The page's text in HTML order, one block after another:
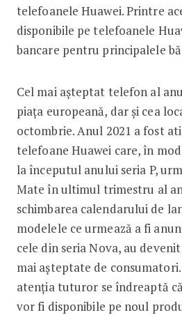
telefoanele Huawei. Printre
disponibile pe telefoanele
bancare pentru principalele
Cel mai așteptat telefon al
piața europeană, dar și cea
octombrie. Anul 2021 a fost
telefoane Huawei care, în
la începutul anului seria P,
Mate în ultimul trimestru al
schimbarea calendarului de
modelele ce urmează a fi
cele din seria Nova, au
mai așteptate de
atenția tuturor se îndreaptă
vor fi disponibile pe noul